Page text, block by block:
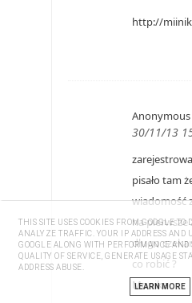
http://
Anonymous
30/11/13
pisało tam
wiadomość
na pierwsze
długo
co robić ?
Monika
THIS SITE USES COOKIES FROM GOOGLE TO
ANALYZE TRAFFIC. YOUR IP ADDRESS AND
GOOGLE ALONG WITH PERFORMANCE AND
QUALITY OF SERVICE, GENERATE USAGE
ADDRESS ABUSE.
LEARN MORE